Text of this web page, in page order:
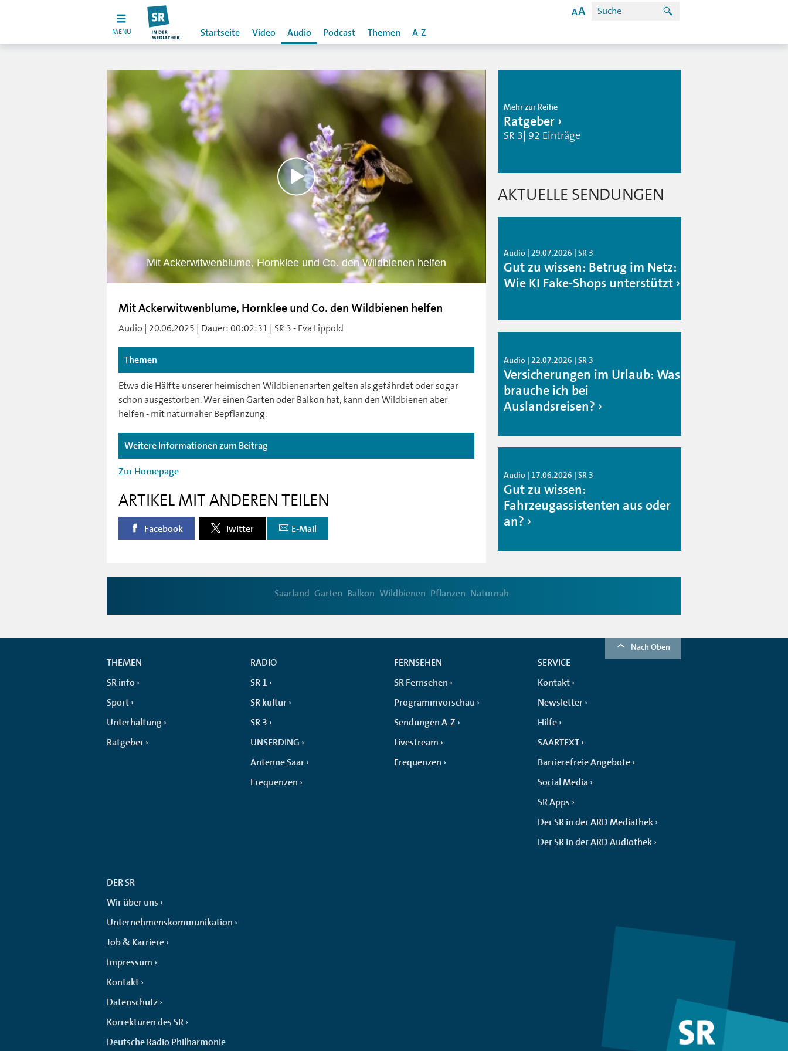
MENU Startseite Video Audio Podcast Themen A-Z
Mit Ackerwitwenblume, Hornklee und Co. den Wildbienen helfen
Mit Ackerwitwenblume, Hornklee und Co. den Wildbienen helfen
Audio | 20.06.2025 | Dauer: 00:02:31 | SR 3 - Eva Lippold
Themen
Etwa die Hälfte unserer heimischen Wildbienenarten gelten als gefährdet oder sogar
schon ausgestorben. Wer einen Garten oder Balkon hat, kann den Wildbienen aber
helfen - mit naturnaher Bepflanzung.
Weitere Informationen zum Beitrag
Zur Homepage
ARTIKEL MIT ANDEREN TEILEN
Facebook Twitter E-Mail
Mehr zur Reihe
Ratgeber
SR 3| 92 Einträge
AKTUELLE SENDUNGEN
Audio | 29.07.2026 | SR 3
Gut zu wissen: Betrug im Netz:
Wie KI Fake-Shops unterstützt
Audio | 22.07.2026 | SR 3
Versicherungen im Urlaub: Was
brauche ich bei
Auslandsreisen?
Audio | 17.06.2026 | SR 3
Gut zu wissen:
Fahrzeugassistenten aus oder
an?
Saarland Garten Balkon Wildbienen Pflanzen Naturnah
Nach Oben
THEMEN
SR info
Sport
Unterhaltung
Ratgeber
RADIO
SR 1
SR kultur
SR 3
UNSERDING
Antenne Saar
Frequenzen
FERNSEHEN
SR Fernsehen
Programmvorschau
Sendungen A-Z
Livestream
Frequenzen
SERVICE
Kontakt
Newsletter
Hilfe
SAARTEXT
Barrierefreie Angebote
Social Media
SR Apps
Der SR in der ARD Mediathek
Der SR in der ARD Audiothek
DER SR
Wir über uns
Unternehmenskommunikation
Job & Karriere
Impressum
Kontakt
Datenschutz
Korrekturen des SR
Deutsche Radio Philharmonie